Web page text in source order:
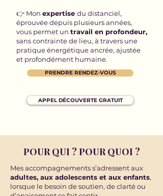
👉 Mon expertise du distanciel,
éprouvée depuis plusieurs années,
vous permet un travail en profondeur,
sans contrainte de lieu, à travers une
pratique énergétique ancrée, ajustée
et profondément humaine.
PRENDRE RENDEZ-VOUS
APPEL DÉCOUVERTE GRATUIT
POUR QUI ? POUR QUOI ?
Mes accompagnements s’adressent aux
adultes, aux adolescents et aux enfants,
lorsque le besoin de soutien, de clarté ou